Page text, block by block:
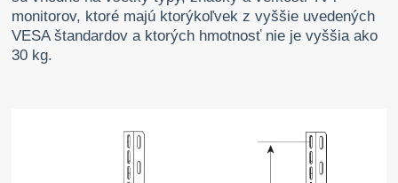
monitorov, ktoré majú ktorýkoľvek z vyššie uvedených
VESA štandardov a ktorých hmotnosť nie je vyššia ako
30 kg.